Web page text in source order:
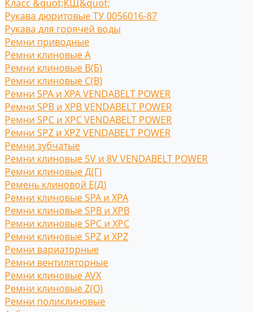
Класс &quot;КЩ&quot;
Рукава дюритовые ТУ 0056016-87
Рукава для горячей воды
Ремни приводные
Ремни клиновые A
Ремни клиновые В(Б)
Ремни клиновые С(B)
Ремни SPA и XPA VENDABELT POWER
Ремни SPB и XPB VENDABELT POWER
Ремни SPC и XPC VENDABELT POWER
Ремни SPZ и XPZ VENDABELT POWER
Ремни зубчатые
Ремни клиновые 5V и 8V VENDABELT POWER
Ремни клиновые Д(Г)
Ремень клиновой Е(Д)
Ремни клиновые SPA и XPA
Ремни клиновые SPB и XPB
Ремни клиновые SPC и XPC
Ремни клиновые SPZ и XPZ
Ремни вариаторные
Ремни вентиляторные
Ремни клиновые AVX
Ремни клиновые Z(O)
Ремни поликлиновые